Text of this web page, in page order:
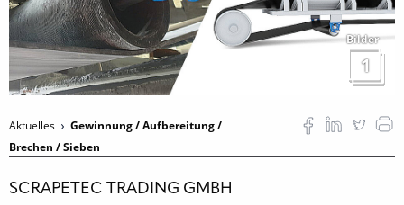
Bilder
1
Aktuelles
Gewinnung / Aufbereitung /
Brechen / Sieben
SCRAPETEC TRADING GMBH